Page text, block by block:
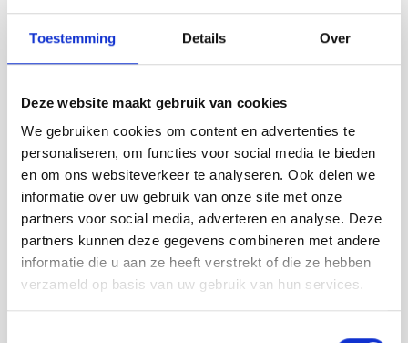
Toestemming Details Over
Deze website maakt gebruik van cookies
We gebruiken cookies om content en advertenties te
personaliseren, om functies voor social media te bieden
en om ons websiteverkeer te analyseren. Ook delen we
informatie over uw gebruik van onze site met onze
partners voor social media, adverteren en analyse. Deze
partners kunnen deze gegevens combineren met andere
informatie die u aan ze heeft verstrekt of die ze hebben
verzameld op basis van uw gebruik van hun services.